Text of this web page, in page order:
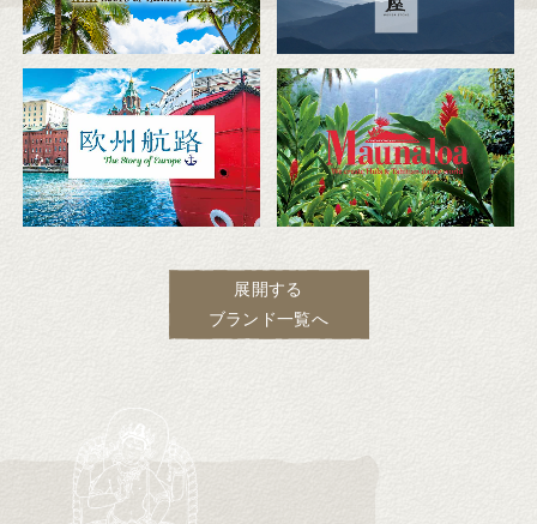
展開する
ブランド一覧へ